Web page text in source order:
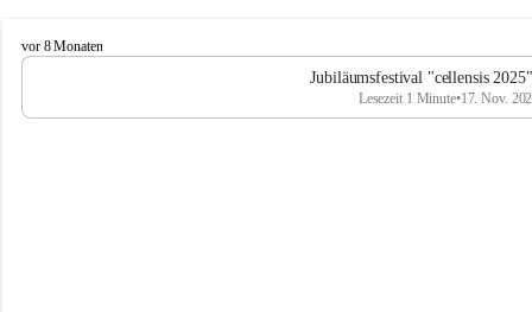
C
e
l
vor 8 Monaten
Jubiläumsfestival "cellensis
Lesezeit 1 Minute•17. Nov.